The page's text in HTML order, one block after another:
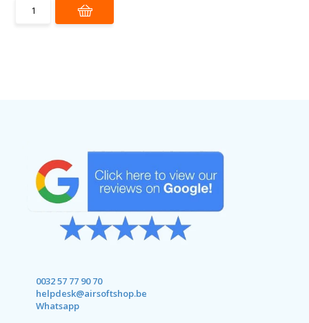
0032 57 77 90 70
helpdesk@airsoftshop.be
Whatsapp